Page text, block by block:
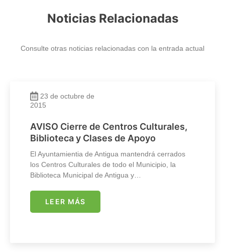
Noticias Relacionadas
Consulte otras noticias relacionadas con la entrada actual
23 de octubre de
2015
AVISO Cierre de Centros Culturales,
Biblioteca y Clases de Apoyo
El Ayuntamientia de Antigua mantendrá cerrados
los Centros Culturales de todo el Municipio, la
Biblioteca Municipal de Antigua y…
LEER MÁS